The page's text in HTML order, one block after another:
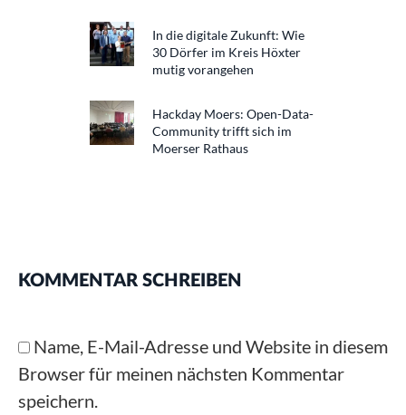
In die digitale Zukunft: Wie
30 Dörfer im Kreis Höxter
mutig vorangehen
Hackday Moers: Open-Data-
Community trifft sich im
Moerser Rathaus
KOMMENTAR SCHREIBEN
Name, E-Mail-Adresse und Website in diesem
Browser für meinen nächsten Kommentar
speichern.